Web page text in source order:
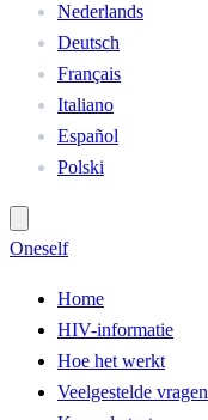
Nederlands
Deutsch
Français
Italiano
Español
Polski
Oneself
Home
HIV-informatie
Hoe het werkt
Veelgestelde vragen